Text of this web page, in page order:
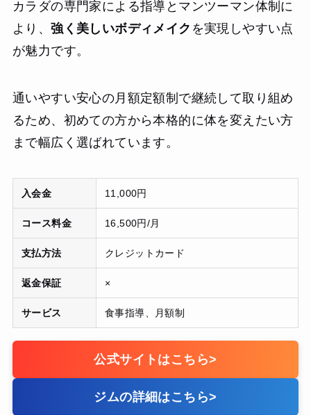
カラダの専門家による指導とマンツーマン体制に
より、強く美しいボディメイク を実現しやすい点
が魅力です。
通いやすい安心の月額定額制で継続して取り組め
るため、初めての方から本格的に体を変えたい方
まで幅広く選ばれています。
入会金 11,000円
コース料金 16,500円/月
支払方法 クレジットカード
返金保証 ×
サービス 食事指導、月額制
公式サイトはこちら>
ジムの詳細はこちら>